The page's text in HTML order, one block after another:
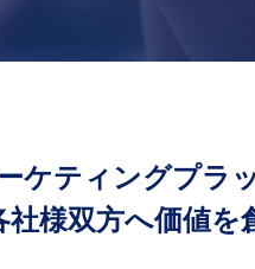
ティングプラ
様双方へ価値を